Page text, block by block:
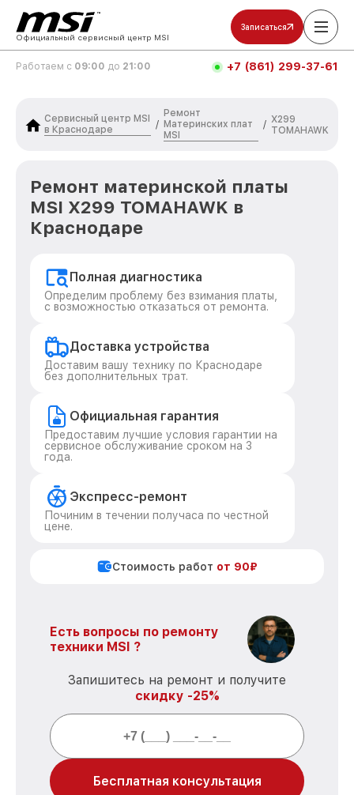
Официальный сервисный центр MSI
Записаться
Работаем с 09:00 до 21:00 +7 (861) 299-37-61
Сервисный центр MSI
в Краснодаре
/
Ремонт
Материнских плат
MSI
/ X299
TOMAHAWK
Ремонт материнской платы
MSI X299 TOMAHAWK в
Краснодаре
Полная диагностика
Определим проблему без взимания платы,
с возможностью отказаться от ремонта.
Доставка устройства
Доставим вашу технику по Краснодаре
без дополнительных трат.
Официальная гарантия
Предоставим лучшие условия гарантии на
сервисное обслуживание сроком на 3
года.
Экспресс-ремонт
Починим в течении получаса по честной
цене.
Стоимость работ от 90₽
Есть вопросы по ремонту
техники MSI ?
Запишитесь на ремонт и получите
скидку -25%
Бесплатная консультация